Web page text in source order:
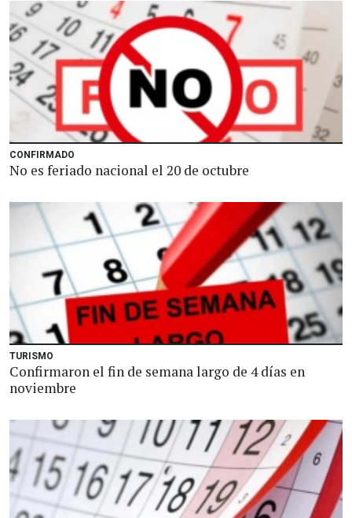
CONFIRMADO
No es feriado nacional el 20 de octubre
TURISMO
Confirmaron el fin de semana largo de 4 días en
noviembre